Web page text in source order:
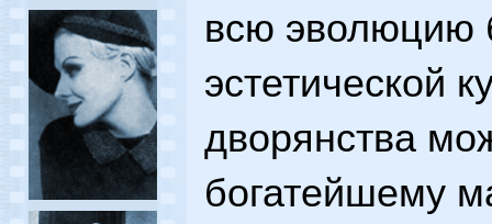
всю эволюцию
эстетической
дворянства
богатейшему